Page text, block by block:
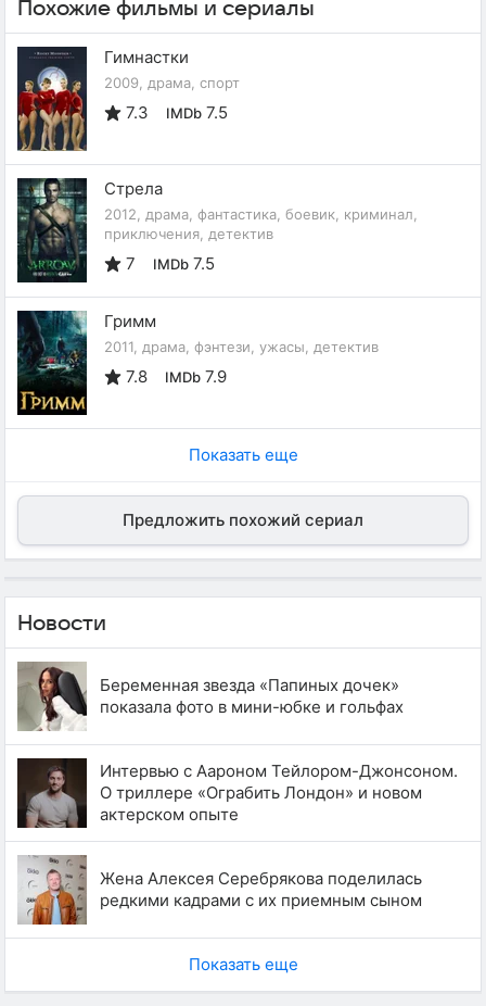
Похожие фильмы и сериалы
Гимнастки
2009, драма, спорт
7.3 IMDb 7.5
Стрела
2012, драма, фантастика, боевик, криминал,
приключения, детектив
7 IMDb 7.5
Гримм
2011, драма, фэнтези, ужасы, детектив
7.8 IMDb 7.9
Показать еще
Предложить похожий сериал
Новости
Беременная звезда «Папиных дочек»
показала фото в мини-юбке и гольфах
Интервью с Аароном Тейлором-Джонсоном.
О триллере «Ограбить Лондон» и новом
актерском опыте
Жена Алексея Серебрякова поделилась
редкими кадрами с их приемным сыном
Показать еще